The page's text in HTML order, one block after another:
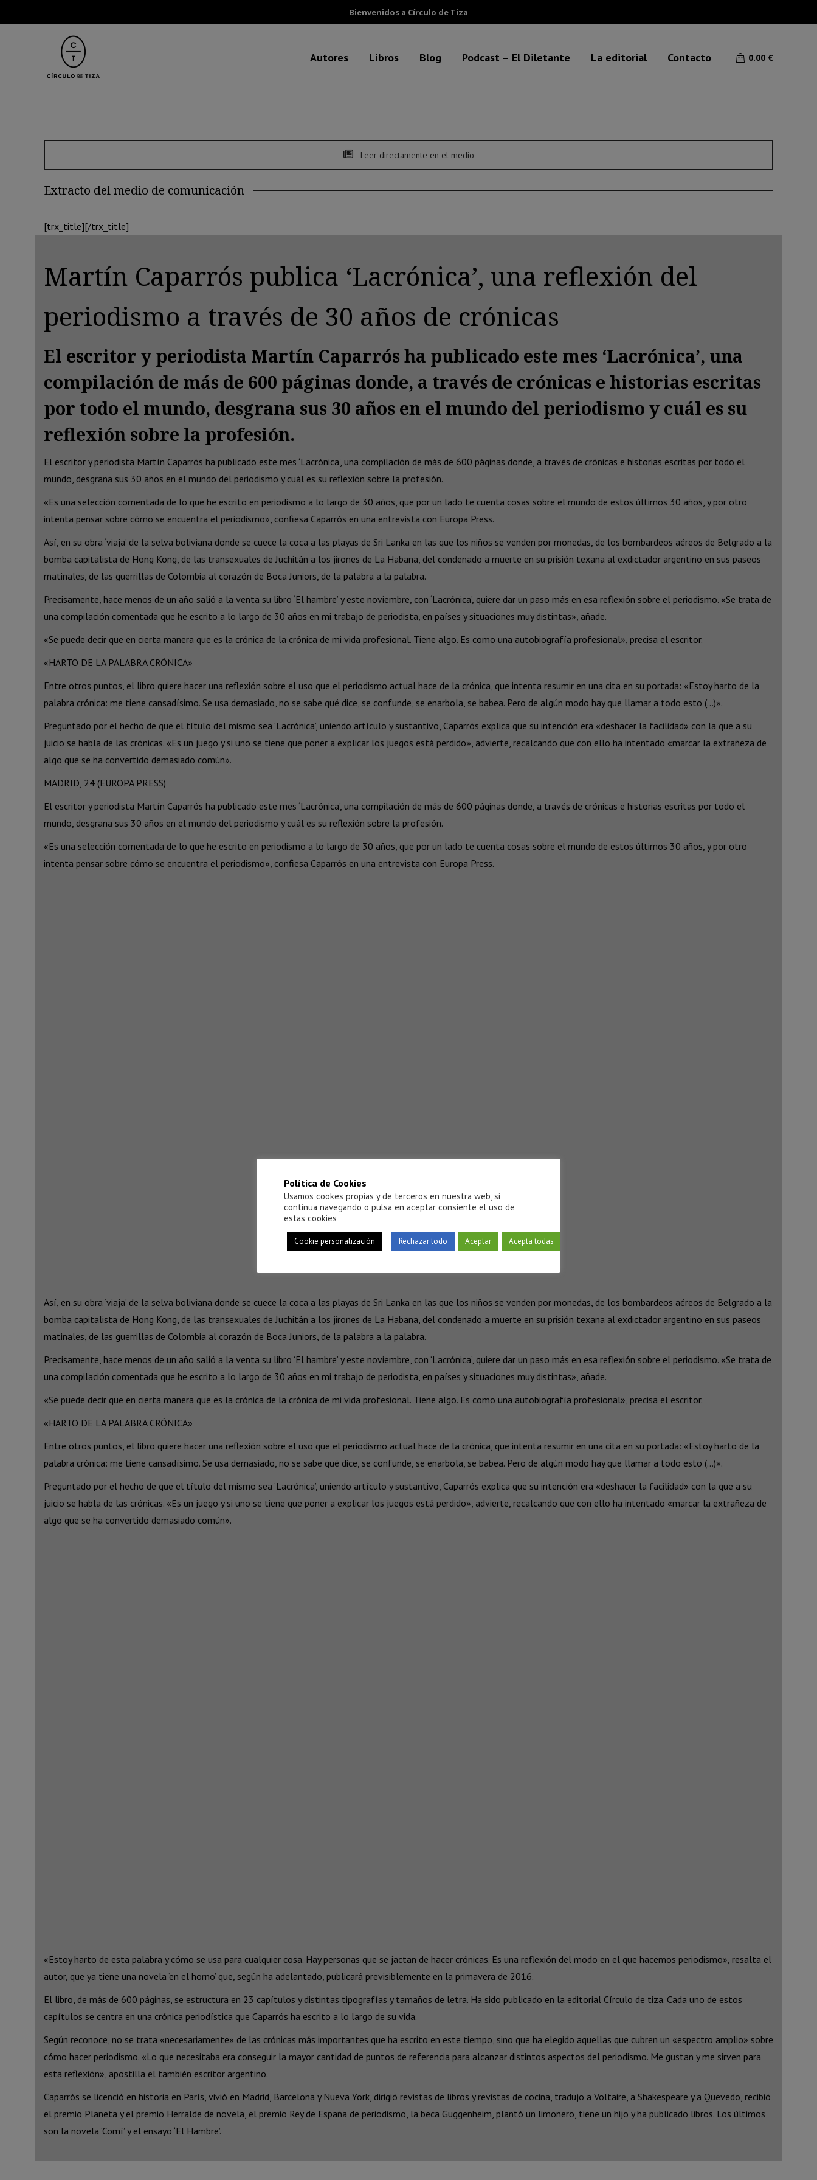
Bienvenidos a Círculo de Tiza
Autores Libros Blog Podcast – El Diletante La editorial Contacto 0.00 €
Leer directamente en el medio
Extracto del medio de comunicación
[trx_title][/trx_title]
Martín Caparrós publica ‘Lacrónica’, una reflexión del
periodismo a través de 30 años de crónicas
El escritor y periodista Martín Caparrós ha publicado este mes ‘Lacrónica’, una
compilación de más de 600 páginas donde, a través de crónicas e historias escritas
por todo el mundo, desgrana sus 30 años en el mundo del periodismo y cuál es su
reflexión sobre la profesión.
El escritor y periodista Martín Caparrós ha publicado este mes ‘Lacrónica’, una compilación de más de 600 páginas donde, a través de crónicas e historias escritas por todo el
mundo, desgrana sus 30 años en el mundo del periodismo y cuál es su reflexión sobre la profesión.
«Es una selección comentada de lo que he escrito en periodismo a lo largo de 30 años, que por un lado te cuenta cosas sobre el mundo de estos últimos 30 años, y por otro
intenta pensar sobre cómo se encuentra el periodismo», confiesa Caparrós en una entrevista con Europa Press.
Así, en su obra ‘viaja’ de la selva boliviana donde se cuece la coca a las playas de Sri Lanka en las que los niños se venden por monedas, de los bombardeos aéreos de Belgrado a la
bomba capitalista de Hong Kong, de las transexuales de Juchitán a los jirones de La Habana, del condenado a muerte en su prisión texana al exdictador argentino en sus paseos
matinales, de las guerrillas de Colombia al corazón de Boca Juniors, de la palabra a la palabra.
Precisamente, hace menos de un año salió a la venta su libro ‘El hambre’ y este noviembre, con ‘Lacrónica’, quiere dar un paso más en esa reflexión sobre el periodismo. «Se trata de
una compilación comentada que he escrito a lo largo de 30 años en mi trabajo de periodista, en países y situaciones muy distintas», añade.
«Se puede decir que en cierta manera que es la crónica de la crónica de mi vida profesional. Tiene algo. Es como una autobiografía profesional», precisa el escritor.
«HARTO DE LA PALABRA CRÓNICA»
Entre otros puntos, el libro quiere hacer una reflexión sobre el uso que el periodismo actual hace de la crónica, que intenta resumir en una cita en su portada: «Estoy harto de la
palabra crónica: me tiene cansadísimo. Se usa demasiado, no se sabe qué dice, se confunde, se enarbola, se babea. Pero de algún modo hay que llamar a todo esto (…)».
Preguntado por el hecho de que el título del mismo sea ‘Lacrónica’, uniendo artículo y sustantivo, Caparrós explica que su intención era «deshacer la facilidad» con la que a su
juicio se habla de las crónicas. «Es un juego y si uno se tiene que poner a explicar los juegos está perdido», advierte, recalcando que con ello ha intentado «marcar la extrañeza de
algo que se ha convertido demasiado común».
MADRID, 24 (EUROPA PRESS)
El escritor y periodista Martín Caparrós ha publicado este mes ‘Lacrónica’, una compilación de más de 600 páginas donde, a través de crónicas e historias escritas por todo el
mundo, desgrana sus 30 años en el mundo del periodismo y cuál es su reflexión sobre la profesión.
«Es una selección comentada de lo que he escrito en periodismo a lo largo de 30 años, que por un lado te cuenta cosas sobre el mundo de estos últimos 30 años, y por otro
intenta pensar sobre cómo se encuentra el periodismo», confiesa Caparrós en una entrevista con Europa Press.
Así, en su obra ‘viaja’ de la selva boliviana donde se cuece la coca a las playas de Sri Lanka en las que los niños se venden por monedas, de los bombardeos aéreos de Belgrado a la
bomba capitalista de Hong Kong, de las transexuales de Juchitán a los jirones de La Habana, del condenado a muerte en su prisión texana al exdictador argentino en sus paseos
matinales, de las guerrillas de Colombia al corazón de Boca Juniors, de la palabra a la palabra.
Precisamente, hace menos de un año salió a la venta su libro ‘El hambre’ y este noviembre, con ‘Lacrónica’, quiere dar un paso más en esa reflexión sobre el periodismo. «Se trata de
una compilación comentada que he escrito a lo largo de 30 años en mi trabajo de periodista, en países y situaciones muy distintas», añade.
«Se puede decir que en cierta manera que es la crónica de la crónica de mi vida profesional. Tiene algo. Es como una autobiografía profesional», precisa el escritor.
«HARTO DE LA PALABRA CRÓNICA»
Entre otros puntos, el libro quiere hacer una reflexión sobre el uso que el periodismo actual hace de la crónica, que intenta resumir en una cita en su portada: «Estoy harto de la
palabra crónica: me tiene cansadísimo. Se usa demasiado, no se sabe qué dice, se confunde, se enarbola, se babea. Pero de algún modo hay que llamar a todo esto (…)».
Preguntado por el hecho de que el título del mismo sea ‘Lacrónica’, uniendo artículo y sustantivo, Caparrós explica que su intención era «deshacer la facilidad» con la que a su
juicio se habla de las crónicas. «Es un juego y si uno se tiene que poner a explicar los juegos está perdido», advierte, recalcando que con ello ha intentado «marcar la extrañeza de
algo que se ha convertido demasiado común».
«Estoy harto de esta palabra y cómo se usa para cualquier cosa. Hay personas que se jactan de hacer crónicas. Es una reflexión del modo en el que hacemos periodismo», resalta el
autor, que ya tiene una novela ‘en el horno’ que, según ha adelantado, publicará previsiblemente en la primavera de 2016.
El libro, de más de 600 páginas, se estructura en 23 capítulos y distintas tipografías y tamaños de letra. Ha sido publicado en la editorial Círculo de tiza. Cada uno de estos
capítulos se centra en una crónica periodística que Caparrós ha escrito a lo largo de su vida.
Según reconoce, no se trata «necesariamente» de las crónicas más importantes que ha escrito en este tiempo, sino que ha elegido aquellas que cubren un «espectro amplio» sobre
cómo hacer periodismo. «Lo que necesitaba era conseguir la mayor cantidad de puntos de referencia para alcanzar distintos aspectos del periodismo. Me gustan y me sirven para
esta reflexión», apostilla el también escritor argentino.
Caparrós se licenció en historia en París, vivió en Madrid, Barcelona y Nueva York, dirigió revistas de libros y revistas de cocina, tradujo a Voltaire, a Shakespeare y a Quevedo, recibió
el premio Planeta y el premio Herralde de novela, el premio Rey de España de periodismo, la beca Guggenheim, plantó un limonero, tiene un hijo y ha publicado libros. Los últimos
son la novela ‘Comí’ y el ensayo ‘El Hambre’.
Política de Cookies
Usamos cookes propias y de terceros en nuestra web, si
continua navegando o pulsa en aceptar consiente el uso de
estas cookies
Cookie personalización Rechazar todo Aceptar Acepta todas